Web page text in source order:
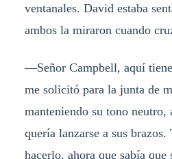
ventanales. David estaba
ambos la miraron cuando
​—Señor Campbell, aquí
me solicitó para la junta de
manteniendo su tono neutro,
quería lanzarse a sus
hacerlo, ahora que sabía que